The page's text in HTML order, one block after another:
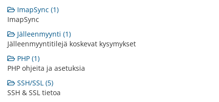
ImapSync (1)
ImapSync
Jälleenmyynti (1)
Jälleenmyyntitilejä koskevat kysymykset
PHP (1)
PHP ohjeita ja asetuksia
SSH/SSL (5)
SSH & SSL tietoa